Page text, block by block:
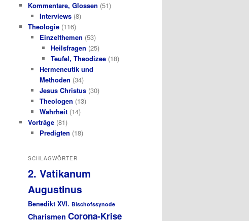
Kommentare, Glossen (51)
Interviews(8)
Theologie (116)
Einzelthemen (53)
Heilsfragen (25)
Teufel, Theodizee (18)
Hermeneutik und
Methoden (34)
Jesus Christus(30)
Theologen (13)
Wahrheit(14)
Vorträge (81)
Predigten (18)
SCHLAGWÖRTER
2. Vatikanum
Augustinus
Benedikt XVI. Bischofssynode
Charismen Corona-Krise